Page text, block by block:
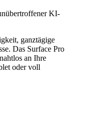
KI-
ganztägige
Das Surface Pro
an Ihre
oder voll